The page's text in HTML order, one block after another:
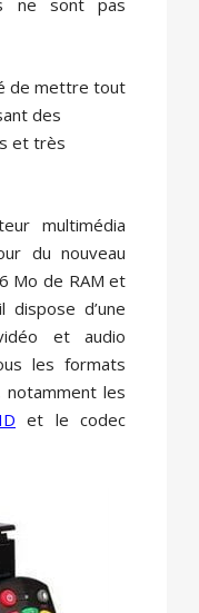
ne sont pas
de mettre tout
des
et très
multimédia
du nouveau
Mo de RAM et
d’une
et audio
les formats
les
et le codec